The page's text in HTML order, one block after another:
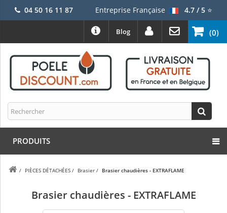
04 50 16 11 87 Entreprise Française 4.7 / 5⭐
(0)
Blog
PRODUITS
/ PIÈCES DÉTACHÉES / Brasier / Brasier chaudières - EXTRAFLAME
Brasier chaudières - EXTRAFLAME